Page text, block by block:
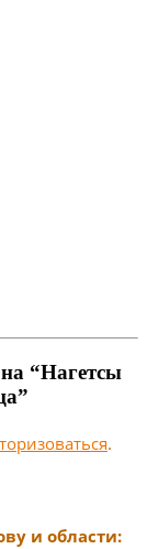
“Нагетсы
.
и области: